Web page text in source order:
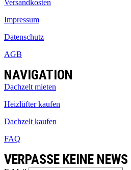
Versandkosten
Impressum
Datenschutz
AGB
NAVIGATION
Dachzelt mieten
Heizlüfter kaufen
Dachzelt kaufen
FAQ
VERPASSE KEINE